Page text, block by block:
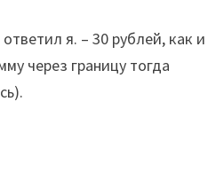
я. – 30 рублей, как и
через границу тогда